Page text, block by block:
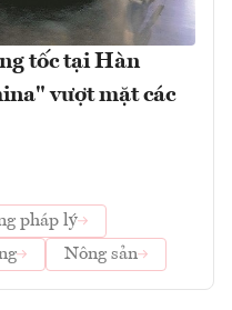
tốc tại Hàn
vượt mặt các
pháp lý
Nông sản